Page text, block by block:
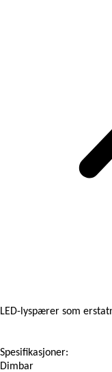
LED-lyspærer som
Spesifikasjoner:
Dimbar